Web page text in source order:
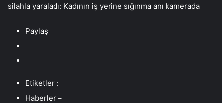
silahla yaraladı: Kadının iş yerine sığınma anı kamerada
Paylaş
Etiketler :
Haberler –